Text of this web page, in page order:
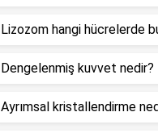
Lizozom hangi hücrelerde
Dengelenmiş kuvvet nedir?
Ayrımsal kristallendirme